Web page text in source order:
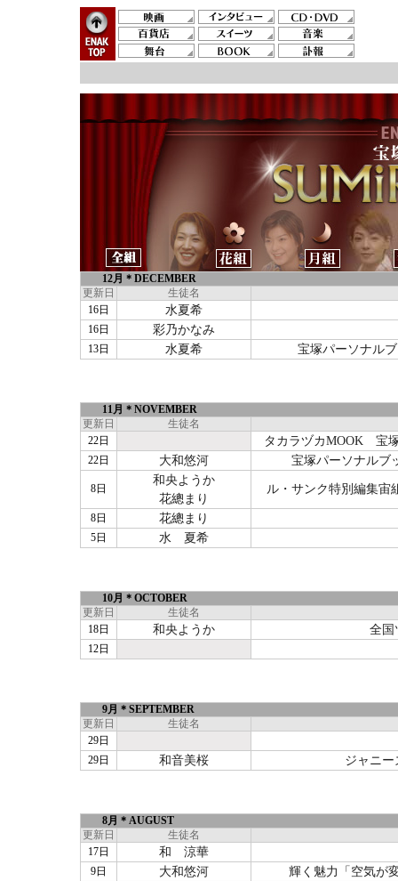
12月＊DECEMBER
更新日
生徒名
16日
水夏希
16日 彩乃かなみ
13日 水夏希 宝塚パーソナル
11月＊NOVEMBER
更新日
生徒名
22日
タカラヅカMOOK 宝
22日 大和悠河 宝塚パーソナル
8日
和央ようか
花總まり
ル・サンク特別編集宙
8日 花總まり
5日 水 夏希
10月＊OCTOBER
更新日
生徒名
18日
和央ようか 全国
12日
9月＊SEPTEMBER
更新日
生徒名
29日
29日
和音美桜 ジャニ
8月＊AUGUST
更新日
生徒名
17日
和 涼華
9日 大和悠河 輝く魅力「空気が